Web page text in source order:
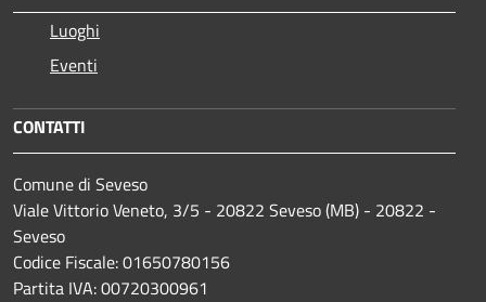
Luoghi
Eventi
CONTATTI
Comune di Seveso
Viale Vittorio Veneto, 3/5 - 20822 Seveso (MB) - 20822 -
Seveso
Codice Fiscale: 01650780156
Partita IVA: 00720300961